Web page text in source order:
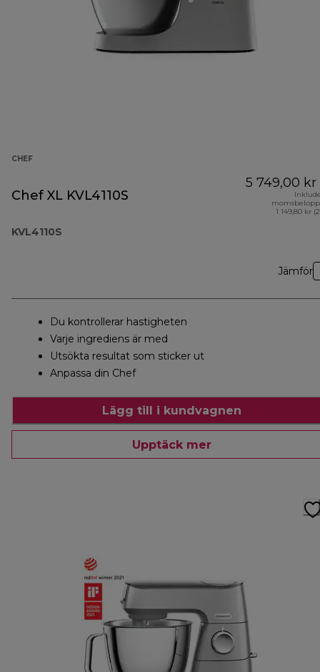
CHEF
Chef XL KVL4110S
KVL4110S
5 749,00 kr
1 149,80 kr
Jämför
Du kontrollerar hastigheten
Varje ingrediens är med
Utsökta resultat som sticker ut
Anpassa din Chef
Lägg till i kundvagnen
Upptäck mer